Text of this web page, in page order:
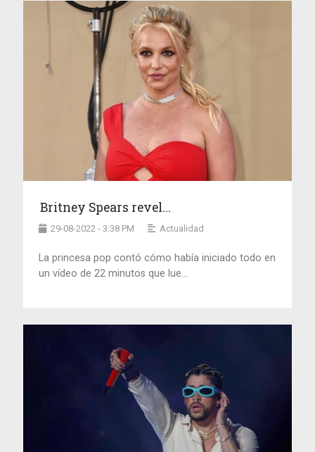
Britney Spears revel...
29-08-2022 - 3:38 PM Actualidad
La princesa pop contó cómo había iniciado todo en
un vídeo de 22 minutos que lue...